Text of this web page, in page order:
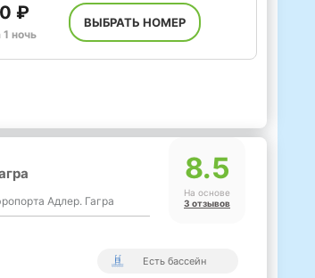
₽
ночь
ВЫБРАТЬ НОМЕР
Адлер. Гагра
8.5
На основе
3 отзывов
Есть бассейн